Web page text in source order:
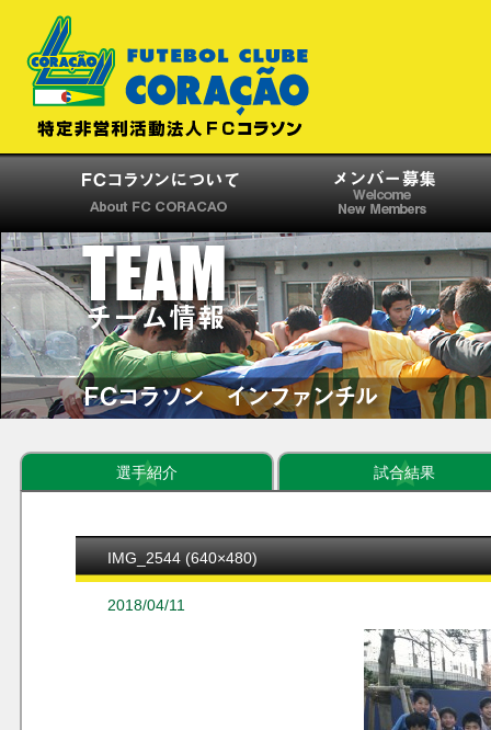
選手紹介 試合結果
IMG_2544 (640×480)
2018/04/11